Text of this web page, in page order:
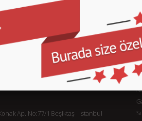
Ap. No:77/1 Beşiktaş - İstanbul